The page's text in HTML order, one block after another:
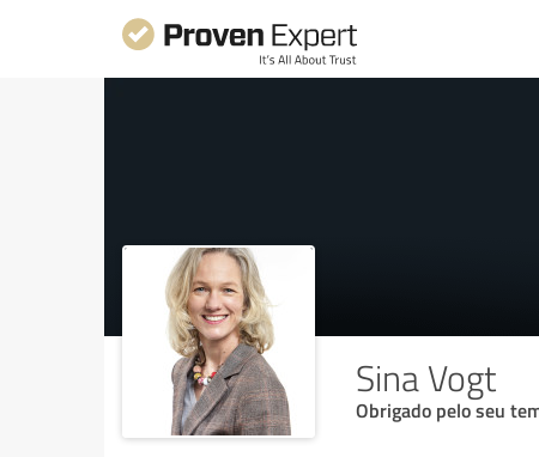
Sina Vogt
Obrigado pelo seu